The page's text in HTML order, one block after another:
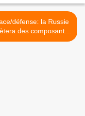
défense: la Russie
des composants
en Chine >